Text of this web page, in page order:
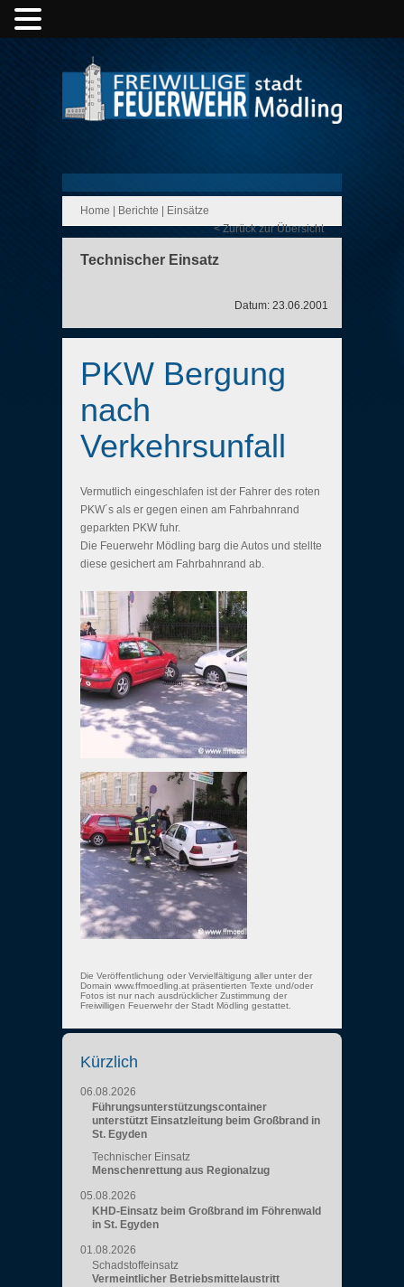
Home Berichte
Einsätze
< Zurück zur Übersicht
Technischer Einsatz
Datum: 23.06.2001
PKW Bergung
nach
Verkehrsunfall
Vermutlich eingeschlafen ist der Fahrer des roten
PKW´s als er gegen einen am Fahrbahnrand
geparkten PKW fuhr.
Die Feuerwehr Mödling barg die Autos und stellte
diese gesichert am Fahrbahnrand ab.
Die Veröffentlichung oder Vervielfältigung aller unter der
Domain www.ffmoedling.at präsentierten Texte und/oder
Fotos ist nur nach ausdrücklicher Zustimmung der
Freiwilligen Feuerwehr der Stadt Mödling gestattet.
Kürzlich
06.08.2026
Führungsunterstützungscontainer
unterstützt Einsatzleitung beim Großbrand in
St. Egyden
Technischer Einsatz
Menschenrettung aus Regionalzug
05.08.2026
KHD-Einsatz beim Großbrand im Föhrenwald
in St. Egyden
01.08.2026
Schadstoffeinsatz
Vermeintlicher Betriebsmittelaustritt